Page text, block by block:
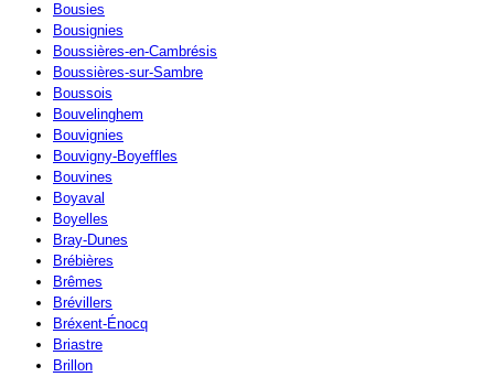
Bousies
Bousignies
Boussières-en-Cambrésis
Boussières-sur-Sambre
Boussois
Bouvelinghem
Bouvignies
Bouvigny-Boyeffles
Bouvines
Boyaval
Boyelles
Bray-Dunes
Brébières
Brêmes
Brévillers
Bréxent-Énocq
Briastre
Brillon